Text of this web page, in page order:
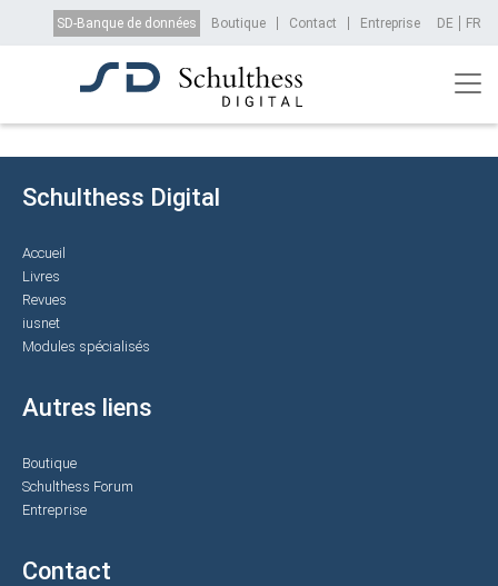
Aller au contenu principal
Top Menu
SD-Banque de données Boutique Contact Entreprise DE FR
Schulthess Digital
Accueil
Livres
Revues
iusnet
Modules spécialisés
Autres liens
Boutique
Schulthess Forum
Entreprise
Contact